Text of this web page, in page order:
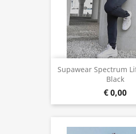
Supawear Spectrum
Black
€ 0,00